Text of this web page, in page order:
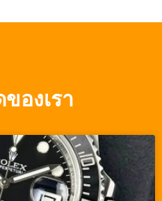
องเรา